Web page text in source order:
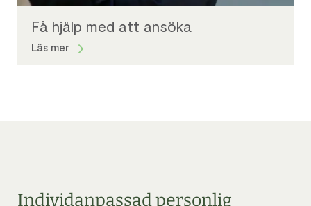
Få hjälp med att ansöka
Läs mer
Individanpassad personlig